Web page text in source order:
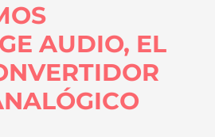
AUDIO, EL